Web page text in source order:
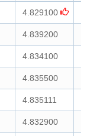
4.829100
4.839200
4.834100
4.835500
4.835111
4.832900